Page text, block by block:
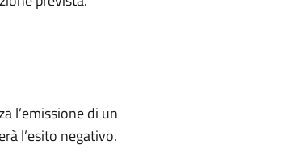
l’emissione di un
l’esito negativo.